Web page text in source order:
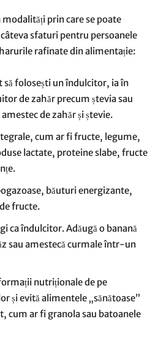
modalități prin care se poate
sfaturi pentru persoanele
rafinate din alimentație:
să folosești un îndulcitor, ia în
de zahăr precum ștevia sau
de zahăr și ștevie.
cum ar fi fructe, legume,
lactate, proteine slabe, fructe
băuturi energizante,
fructe.
ca îndulcitor. Adăugă o banană
sau amestecă curmale într-un
nutriționale de pe
și evită alimentele „sănătoase”
cum ar fi granola sau batoanele